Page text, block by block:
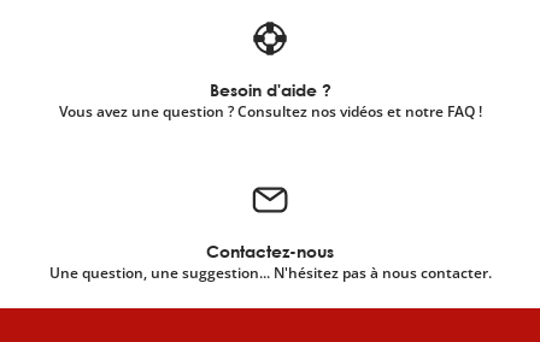
Besoin d'aide ?
Vous avez une question ? Consultez nos vidéos et notre FAQ !
Contactez-nous
Une question, une suggestion... N'hésitez pas à nous contacter.